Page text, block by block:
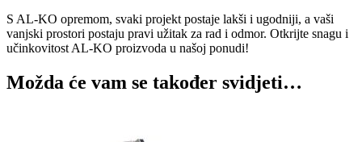
S AL-KO opremom, svaki projekt postaje lakši i ugodniji, a vaši
vanjski prostori postaju pravi užitak za rad i odmor. Otkrijte snagu i
učinkovitost AL-KO proizvoda u našoj ponudi!
Možda će vam se također svidjeti…